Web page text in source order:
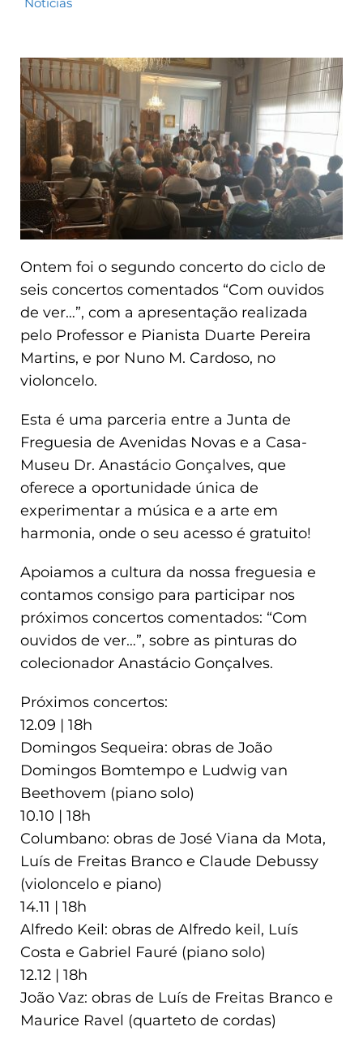
Ontem foi o segundo concerto do ciclo de
seis concertos comentados “Com ouvidos
de ver…”, com a apresentação realizada
pelo Professor e Pianista Duarte Pereira
Martins, e por Nuno M. Cardoso, no
violoncelo.
Esta é uma parceria entre a Junta de
Freguesia de Avenidas Novas e a Casa-
Museu Dr. Anastácio Gonçalves, que
oferece a oportunidade única de
experimentar a música e a arte em
harmonia, onde o seu acesso é gratuito!
Apoiamos a cultura da nossa freguesia e
contamos consigo para participar nos
próximos concertos comentados: “Com
ouvidos de ver…”, sobre as pinturas do
colecionador Anastácio Gonçalves.
Próximos concertos:
12.09 | 18h
Domingos Sequeira: obras de João
Domingos Bomtempo e Ludwig van
Beethovem (piano solo)
10.10 | 18h
Columbano: obras de José Viana da Mota,
Luís de Freitas Branco e Claude Debussy
(violoncelo e piano)
14.11 | 18h
Alfredo Keil: obras de Alfredo keil, Luís
Costa e Gabriel Fauré (piano solo)
12.12 | 18h
João Vaz: obras de Luís de Freitas Branco e
Maurice Ravel (quarteto de cordas)